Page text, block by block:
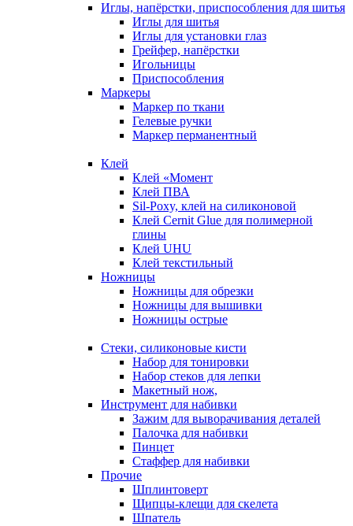
Иглы, напёрстки, приспособления для шитья
Иглы для шитья
Иглы для установки глаз
Грейфер, напёрстки
Игольницы
Приспособления
Маркеры
Маркер по ткани
Гелевые ручки
Маркер перманентный
Клей
Клей «Момент
Клей ПВА
Sil-Poxy, клей на силиконовой
Клей Cernit Glue для полимерной
глины
Клей UHU
Клей текстильный
Ножницы
Ножницы для обрезки
Ножницы для вышивки
Ножницы острые
Стеки, силиконовые кисти
Набор для тонировки
Набор стеков для лепки
Макетный нож,
Инструмент для набивки
Зажим для выворачивания деталей
Палочка для набивки
Пинцет
Стаффер для набивки
Прочие
Шплинтоверт
Щипцы-клещи для скелета
Шпатель